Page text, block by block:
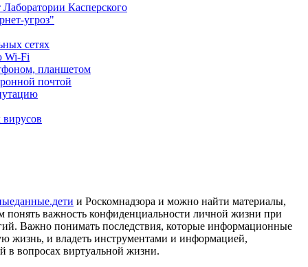
Касперского
угроз"
сетях
Wi-Fi
планшетом
почтой
и Роскомнадзора и можно найти материалы,
понять важность конфиденциальности личной жизни при
Важно понимать последствия, которые информационные
жизнь, и владеть инструментами и информацией,
в вопросах виртуальной жизни.